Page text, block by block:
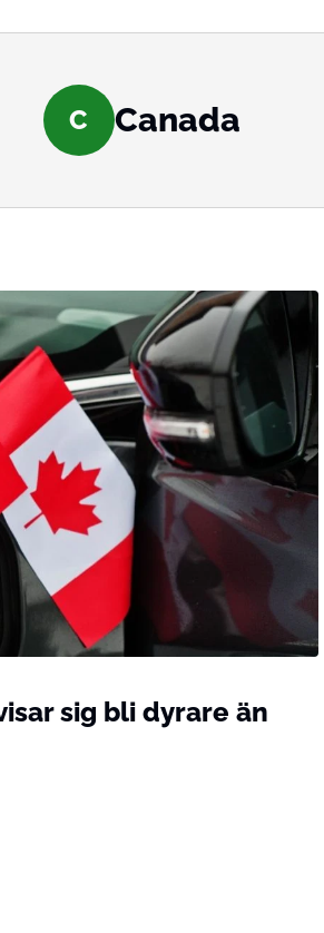
C Canada
sig bli dyrare än